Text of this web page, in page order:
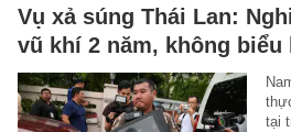
Vụ xả súng Thái Lan:
vũ khí 2 năm, không
tại